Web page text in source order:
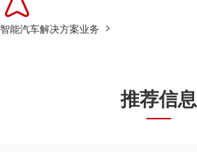
智能汽车解决方案业务
推荐信息